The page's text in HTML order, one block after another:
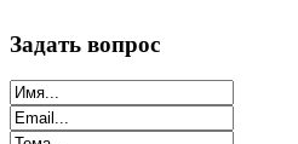
Задать вопрос